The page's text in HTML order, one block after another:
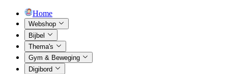
Home
Webshop
Bijbel
Thema's
Gym & Beweging
Digibord